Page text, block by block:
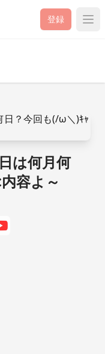
登録
は何月何
容よ～